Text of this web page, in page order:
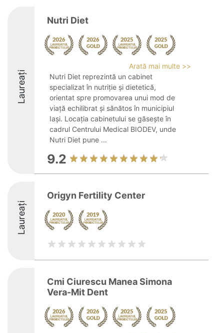
Laureați
Nutri Diet
Arată mai multe >>
Nutri Diet reprezintă un cabinet
specializat în nutriție și dietetică,
orientat spre promovarea unui mod de
viață echilibrat și sănătos în municipiul
Iași. Locația cabinetului se găsește în
cadrul Centrului Medical BIODEV, unde
Nutri Diet pune ...
9.2
Laureați
Origyn Fertility Center
Cmi Ciurescu Manea Simona
Vera-Mit Dent